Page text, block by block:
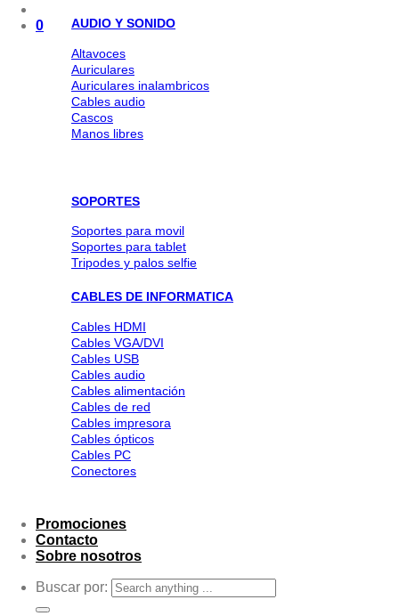
0 AUDIO Y SONIDO
Altavoces
Auriculares
Auriculares inalambricos
Cables audio
Cascos
Manos libres
SOPORTES
Soportes para movil
Soportes para tablet
Tripodes y palos selfie
CABLES DE INFORMATICA
Cables HDMI
Cables VGA/DVI
Cables USB
Cables audio
Cables alimentación
Cables de red
Cables impresora
Cables ópticos
Cables PC
Conectores
Promociones
Contacto
Sobre nosotros
Buscar por: